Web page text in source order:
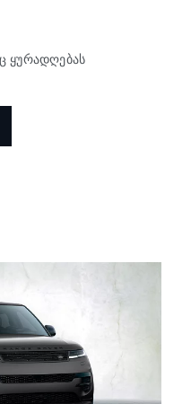
ყურადღებას